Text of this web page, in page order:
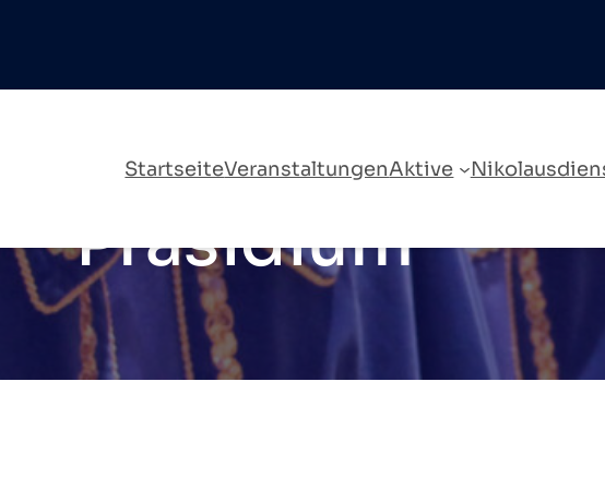
StartseiteVeranstaltungenAktive
Präsidium